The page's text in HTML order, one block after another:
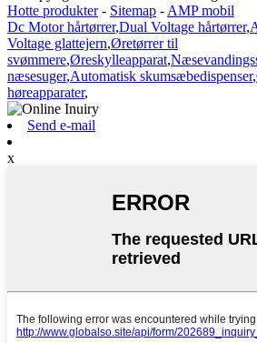
Hotte produkter- Sitemap - AMP mobil
Dc Motor hårtørrer,Dual Voltage hårtørrer,
Voltage glattejern,Øretørrer til
svømmere,Øreskylleapparat,
næsesuger,Automatisk skumsæbedispenser,
høreapparater,
Send e-mail
x